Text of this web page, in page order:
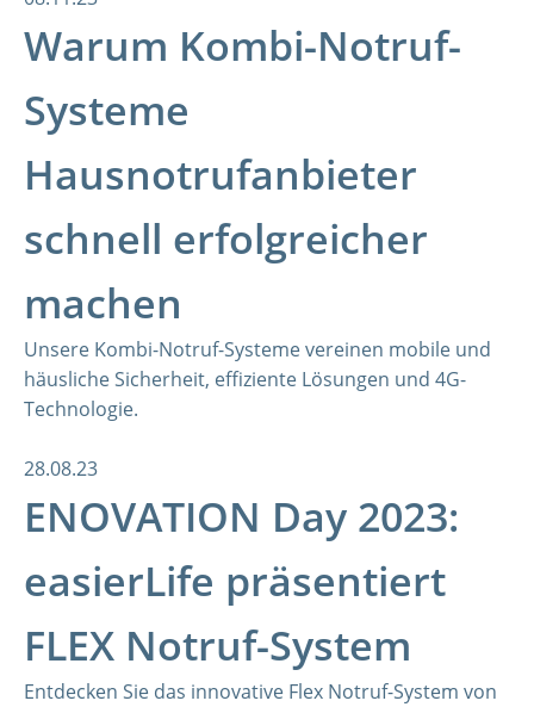
Warum Kombi-Notruf-
Systeme
Hausnotrufanbieter
schnell erfolgreicher
machen
Unsere Kombi-Notruf-Systeme vereinen mobile und
häusliche Sicherheit, effiziente Lösungen und 4G-
Technologie.
28.08.23
ENOVATION Day 2023:
easierLife präsentiert
FLEX Notruf-System
Entdecken Sie das innovative Flex Notruf-System von